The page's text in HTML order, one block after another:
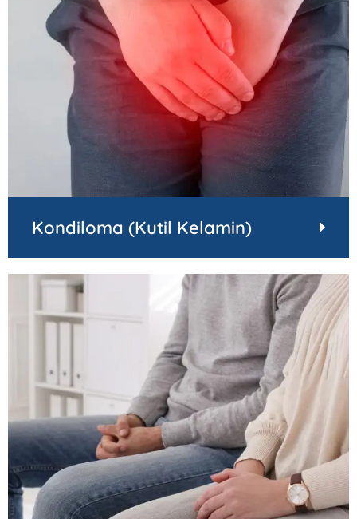
Kondiloma (Kutil Kelamin)